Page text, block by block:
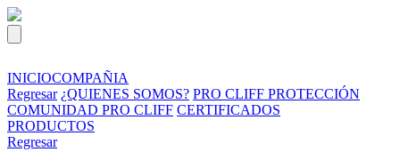
INICIOCOMPAÑIA
Regresar ¿QUIENES SOMOS? PRO CLIFF PROTECCIÓN
COMUNIDAD PRO CLIFF CERTIFICADOS
PRODUCTOS
Regresar